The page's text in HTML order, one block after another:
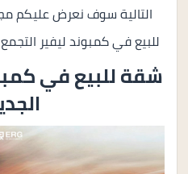
التالية سوف نعرض عليكم
للبيع في كمبوند ليفير
شقة للبيع في